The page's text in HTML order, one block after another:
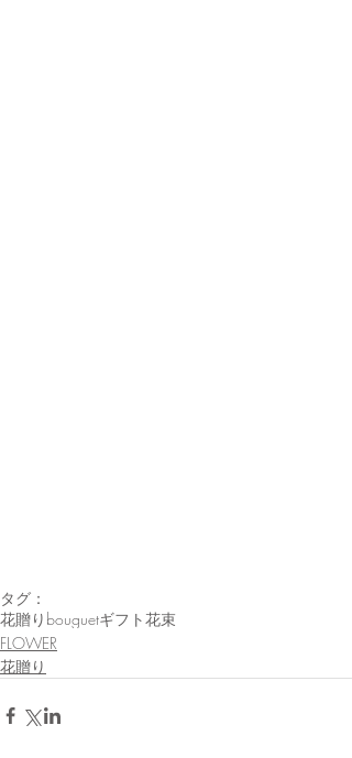
タグ：
花贈り bouguetギフト花束
FLOWER
花贈り